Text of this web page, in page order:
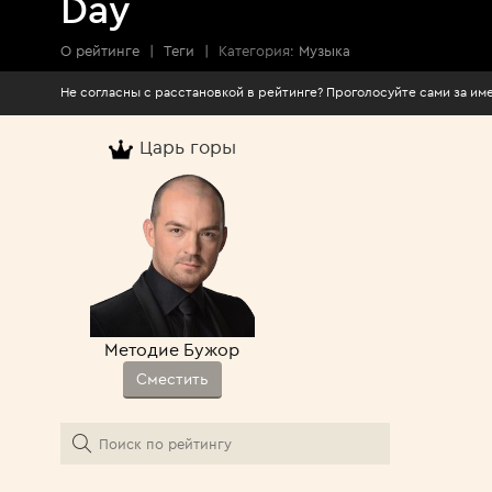
О рейтинге | Теги | Категория: Музыка
Не согласны с расстановкой в рейтинге?
Царь горы
Методие Бужор
Сместить